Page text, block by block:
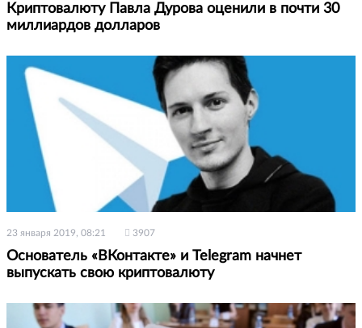
Криптовалюту Павла Дурова оценили в почти 30
миллиардов долларов
23 января 2019, 08:21 3907
Основатель «ВКонтакте» и Telegram начнет
выпускать свою криптовалюту